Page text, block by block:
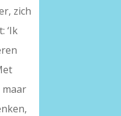
zich
‘Ik
maar